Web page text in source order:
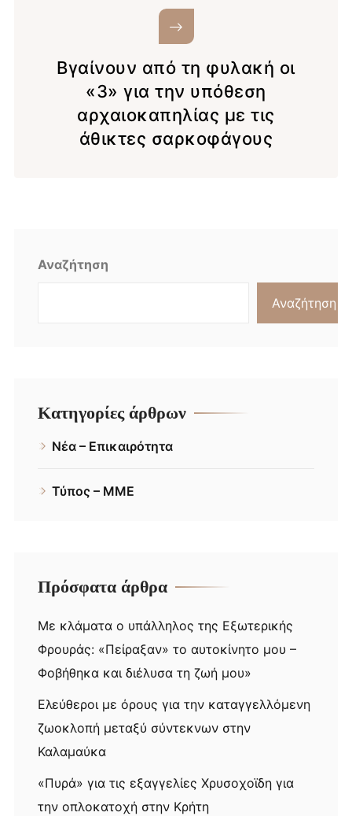
Βγαίνουν από τη φυλακή οι
«3» για την υπόθεση
αρχαιοκαπηλίας με τις
άθικτες σαρκοφάγους
Αναζήτηση
Αναζήτηση
Κατηγορίες άρθρων
Νέα – Επικαιρότητα
Τύπος – ΜΜΕ
Πρόσφατα άρθρα
Με κλάματα ο υπάλληλος της Εξωτερικής
Φρουράς: «Πείραξαν» το αυτοκίνητο μου –
Φοβήθηκα και διέλυσα τη ζωή μου»
Ελεύθεροι με όρους για την καταγγελλόμενη
ζωοκλοπή μεταξύ σύντεκνων στην
Καλαμαύκα
«Πυρά» για τις εξαγγελίες Χρυσοχοϊδη για
την οπλοκατοχή στην Κρήτη